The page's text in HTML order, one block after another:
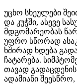
უცხო სხეულები
და კუჭში, ასევე
მდგომარეობას
უფრო სწორად
ხშირად ხდება
ჩატარება.
თავად
ადამიანი